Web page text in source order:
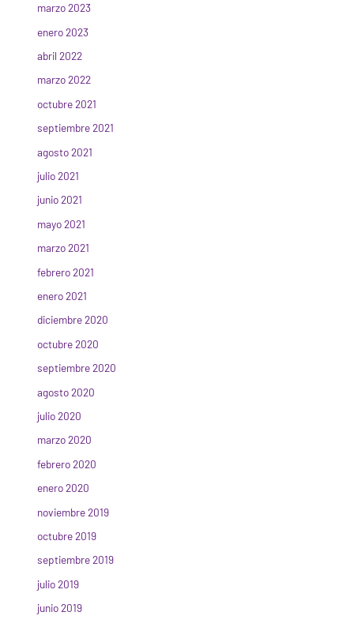
marzo 2023
enero 2023
abril 2022
marzo 2022
octubre 2021
septiembre 2021
agosto 2021
julio 2021
junio 2021
mayo 2021
marzo 2021
febrero 2021
enero 2021
diciembre 2020
octubre 2020
septiembre 2020
agosto 2020
julio 2020
marzo 2020
febrero 2020
enero 2020
noviembre 2019
octubre 2019
septiembre 2019
julio 2019
junio 2019